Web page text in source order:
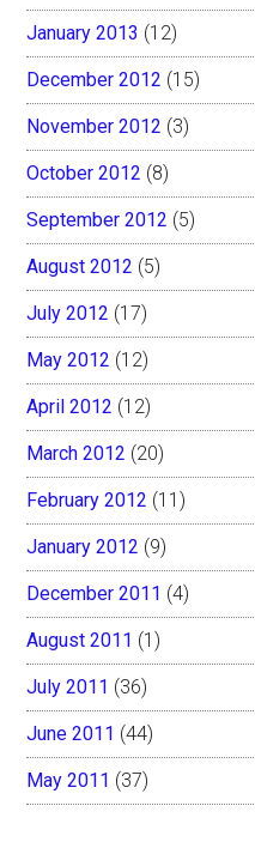
January 2013 (12)
December 2012 (15)
November 2012 (3)
October 2012 (8)
September 2012 (5)
August 2012 (5)
July 2012 (17)
May 2012 (12)
April 2012 (12)
March 2012 (20)
February 2012 (11)
January 2012 (9)
December 2011 (4)
August 2011 (1)
July 2011 (36)
June 2011 (44)
May 2011 (37)